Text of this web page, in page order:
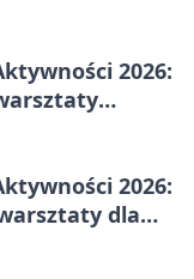
2026:
2026:
dla